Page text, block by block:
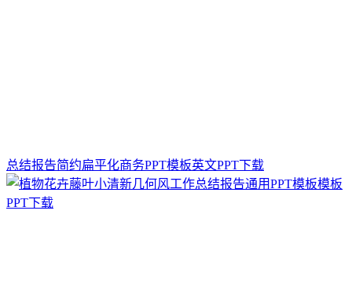
总结报告简约扁平化商务PPT模板英文PPT下载